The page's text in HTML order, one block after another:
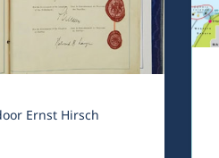
Ernst Hirsch